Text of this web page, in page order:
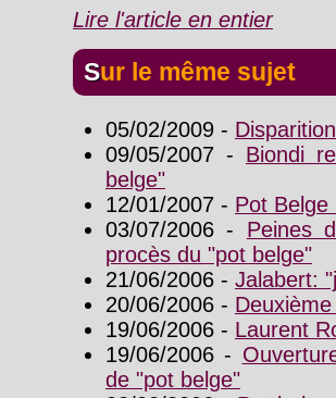
Lire l'article en entier
Sur le même sujet
05/02/2009 -
09/05/2007 - Biondi
belge"
12/01/2007 - Pot Belge
03/07/2006 - Peines
procès du "pot belge"
21/06/2006 - Jalabert:
20/06/2006 -
19/06/2006 - Laurent
19/06/2006 -
de "pot belge"